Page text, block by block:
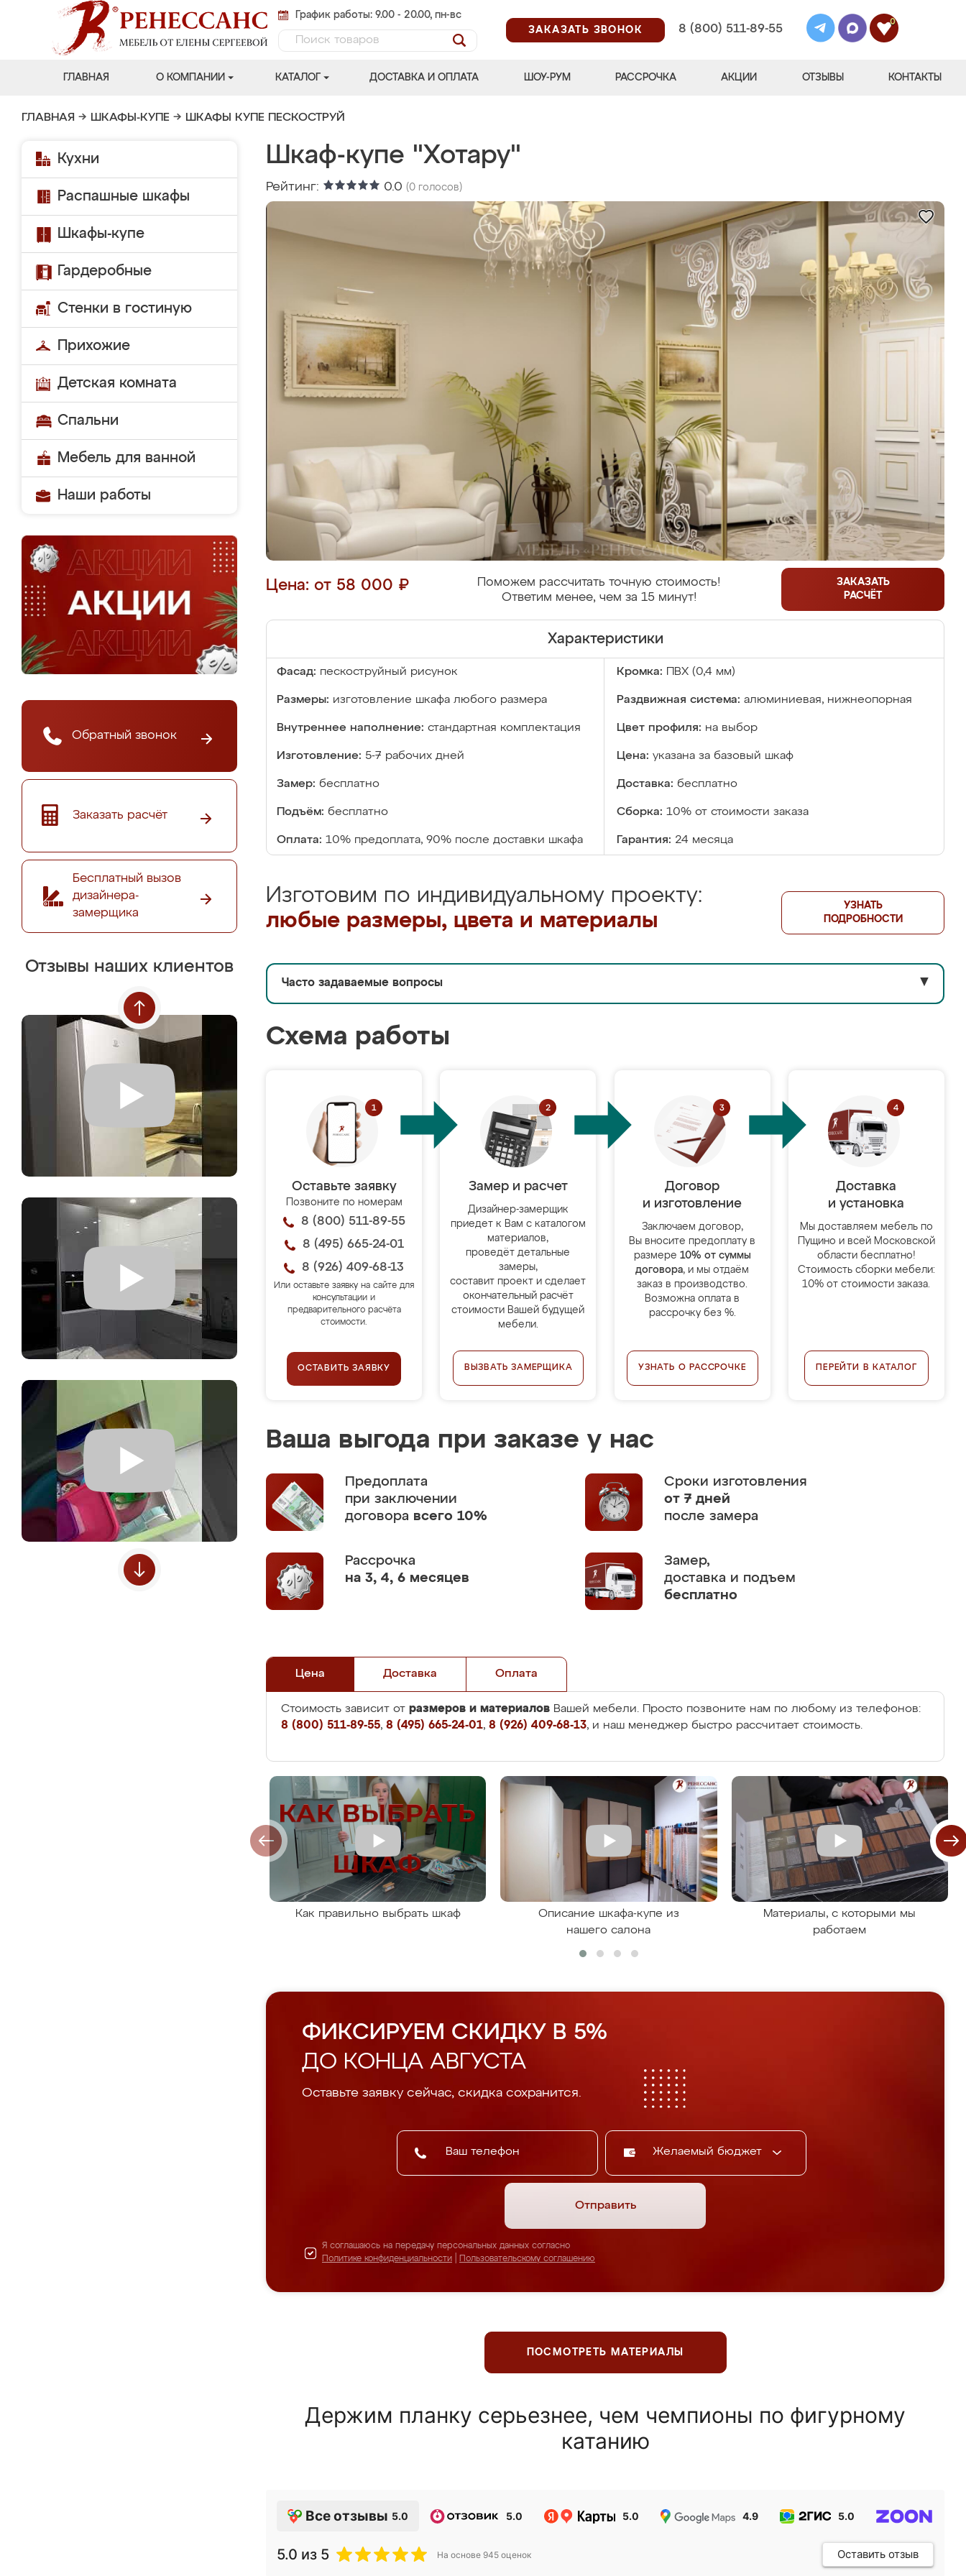
График работы: 9.00 - 20.00, пн-вс
ЗАКАЗАТЬ ЗВОНОК
8 (800) 511-89-55
0
ГЛАВНАЯ О КОМПАНИИ КАТАЛОГ ДОСТАВКА И ОПЛАТА ШОУ-РУМ РАССРОЧКА АКЦИИ ОТЗЫВЫ КОНТАКТЫ
ГЛАВНАЯ → ШКАФЫ-КУПЕ → ШКАФЫ КУПЕ ПЕСКОСТРУЙ
Кухни
Распашные шкафы
Шкафы-купе
Гардеробные
Стенки в гостиную
Прихожие
Детская комната
Спальни
Мебель для ванной
Наши работы
Обратный звонок
Заказать расчёт
Бесплатный вызов
дизайнера-
замерщика
Отзывы наших клиентов
Шкаф-купе "Хотару"
Рейтинг: 0.0 (0 голосов)
Цена: от 58 000 ₽
Поможем рассчитать точную стоимость!
Ответим менее, чем за 15 минут!
ЗАКАЗАТЬ
РАСЧЁТ
Характеристики
Фасад: пескоструйный рисунок Кромка: ПВХ (0,4 мм)
Размеры: изготовление шкафа любого размера Раздвижная система: алюминиевая, нижнеопорная
Внутреннее наполнение: стандартная комплектация Цвет профиля: на выбор
Изготовление: 5-7 рабочих дней Цена: указана за базовый шкаф
Замер: бесплатно Доставка: бесплатно
Подъём: бесплатно Сборка: 10% от стоимости заказа
Оплата: 10% предоплата, 90% после доставки шкафа Гарантия: 24 месяца
Изготовим по индивидуальному проекту:
любые размеры, цвета и материалы
УЗНАТЬ
ПОДРОБНОСТИ
Часто задаваемые вопросы ▼
Схема работы
Оставьте заявку
Позвоните по номерам
8 (800) 511-89-55
8 (495) 665-24-01
8 (926) 409-68-13
Или оставьте заявку на сайте для
консультации и
предварительного расчёта
стоимости.
ОСТАВИТЬ ЗАЯВКУ
Замер и расчет
Дизайнер-замерщик
приедет к Вам с каталогом
материалов,
проведёт детальные
замеры,
составит проект и сделает
окончательный расчёт
стоимости Вашей будущей
мебели.
ВЫЗВАТЬ ЗАМЕРЩИКА
Договор
и изготовление
Заключаем договор,
Вы вносите предоплату в
размере 10% от суммы
договора, и мы отдаём
заказ в производство.
Возможна оплата в
рассрочку без %.
УЗНАТЬ О РАССРОЧКЕ
Доставка
и установка
Мы доставляем мебель по
Пущино и всей Московской
области бесплатно!
Стоимость сборки мебели:
10% от стоимости заказа.
ПЕРЕЙТИ В КАТАЛОГ
Ваша выгода при заказе у нас
Предоплата
при заключении
договора всего 10%
Сроки изготовления
от 7 дней
после замера
Рассрочка
на 3, 4, 6 месяцев
Замер,
доставка и подъем
бесплатно
Цена Доставка Оплата
Стоимость зависит от размеров и материалов Вашей мебели. Просто позвоните нам по любому из телефонов:
8 (800) 511-89-55, 8 (495) 665-24-01, 8 (926) 409-68-13, и наш менеджер быстро рассчитает стоимость.
Как правильно выбрать шкаф
Описание шкафа-купе из
нашего салона
Материалы, с которыми мы
работаем
ФИКСИРУЕМ СКИДКУ В 5%
ДО КОНЦА АВГУСТА
Оставьте заявку сейчас, скидка сохранится.
Желаемый бюджет
Отправить
Я соглашаюсь на передачу персональных данных согласно
Политике конфиденциальности
Пользовательскому соглашению
ПОСМОТРЕТЬ МАТЕРИАЛЫ
Держим планку серьезнее, чем чемпионы по фигурному
катанию
Все отзывы 5.0 5.0 5.0 4.9 5.0
5.0 из 5 На основе 945 оценок Оставить отзыв